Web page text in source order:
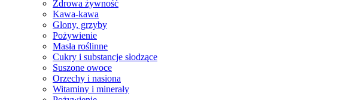
Zdrowa żywność
Kawa-kawa
Glony, grzyby
Pożywienie
Masła roślinne
Cukry i substancje słodzące
Suszone owoce
Orzechy i nasiona
Witaminy i minerały